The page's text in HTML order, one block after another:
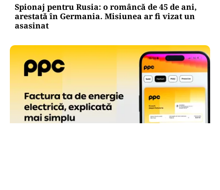
Spionaj pentru Rusia: o româncă de 45 de ani,
arestată în Germania. Misiunea ar fi vizat un
asasinat